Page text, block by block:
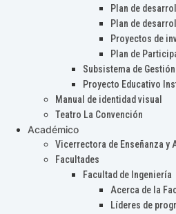
Plan de
Plan de
Proyectos de
Plan de
Subsistema de Gestión
Proyecto Educativo
Manual de identidad visual
Teatro La Convención
Académico
Vicerrectora de Enseñanza y
Facultades
Facultad de Ingeniería
Acerca de la
Líderes de